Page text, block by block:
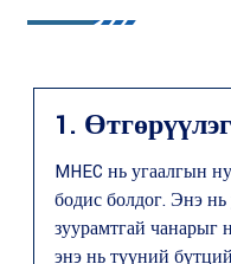
1.
MHEC нь угаалгын
бодис болдог. Энэ
зуурамтгай чанарыг
энэ нь түүний